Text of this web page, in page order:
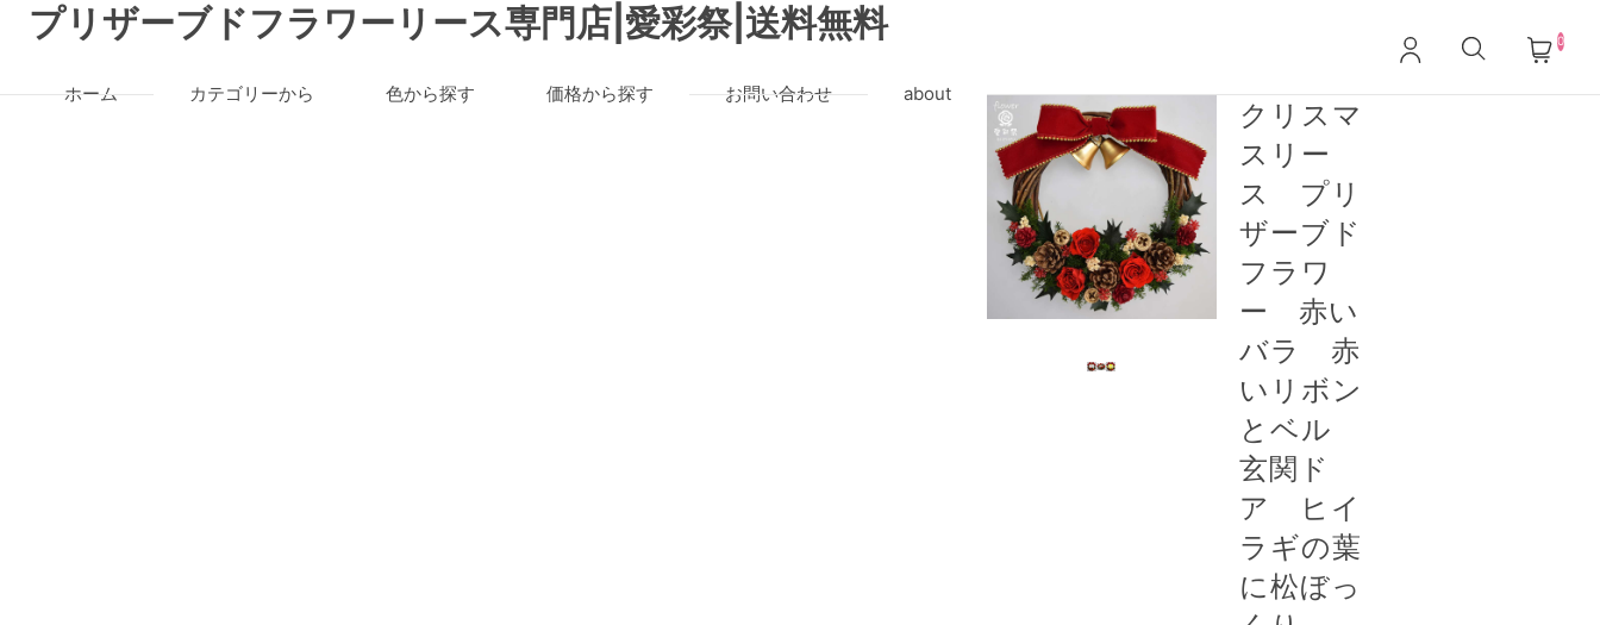
プリザーブドフラワーリース専門店|愛彩祭|送料無料 0
ホーム カテゴリーから 色から探す 価格から探す お問い合わせ about
クリスマ
スリー
ス プリ
ザーブド
フラワ
ー 赤い
バラ 赤
いリボン
とベル
玄関ド
ア ヒイ
ラギの葉
に松ぼっ